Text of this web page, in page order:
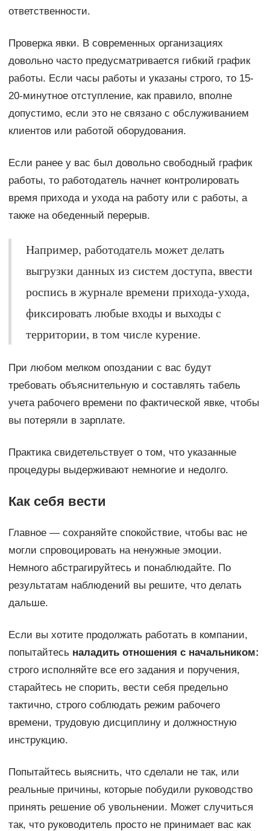
ответственности.
Проверка явки. В современных организациях
довольно часто предусматривается гибкий график
работы. Если часы работы и указаны строго, то 15-
20-минутное отступление, как правило, вполне
допустимо, если это не связано с обслуживанием
клиентов или работой оборудования.
Если ранее у вас был довольно свободный график
работы, то работодатель начнет контролировать
время прихода и ухода на работу или с работы, а
также на обеденный перерыв.
Например, работодатель может делать
выгрузки данных из систем доступа, ввести
роспись в журнале времени прихода-ухода,
фиксировать любые входы и выходы с
территории, в том числе курение.
При любом мелком опоздании с вас будут
требовать объяснительную и составлять табель
учета рабочего времени по фактической явке, чтобы
вы потеряли в зарплате.
Практика свидетельствует о том, что указанные
процедуры выдерживают немногие и недолго.
Как себя вести
Главное — сохраняйте спокойствие, чтобы вас не
могли спровоцировать на ненужные эмоции.
Немного абстрагируйтесь и понаблюдайте. По
результатам наблюдений вы решите, что делать
дальше.
Если вы хотите продолжать работать в компании,
попытайтесь наладить отношения с начальником:
строго исполняйте все его задания и поручения,
старайтесь не спорить, вести себя предельно
тактично, строго соблюдать режим рабочего
времени, трудовую дисциплину и должностную
инструкцию.
Попытайтесь выяснить, что сделали не так, или
реальные причины, которые побудили руководство
принять решение об увольнении. Может случиться
так, что руководитель просто не принимает вас как